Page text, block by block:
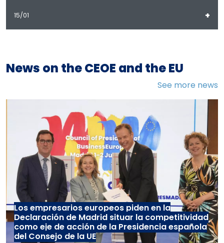
15/01 +
News on the CEOE and the EU
See more news
Los empresarios europeos piden en la
Declaración de Madrid situar la competitividad
como eje de acción de la Presidencia española
del Consejo de la UE